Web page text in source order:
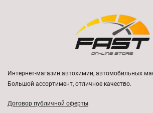
Интернет-магазин автохимии, автомобильных
Большой ассортимент, отличное качество.
Договор публичной оферты